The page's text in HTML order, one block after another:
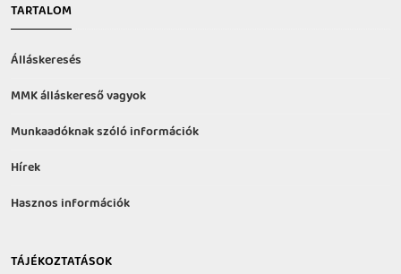
TARTALOM
Álláskeresés
MMK álláskereső vagyok
Munkaadóknak szóló információk
Hírek
Hasznos információk
TÁJÉKOZTATÁSOK